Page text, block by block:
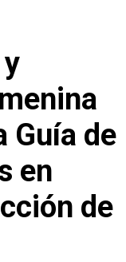
Guía de
en
de